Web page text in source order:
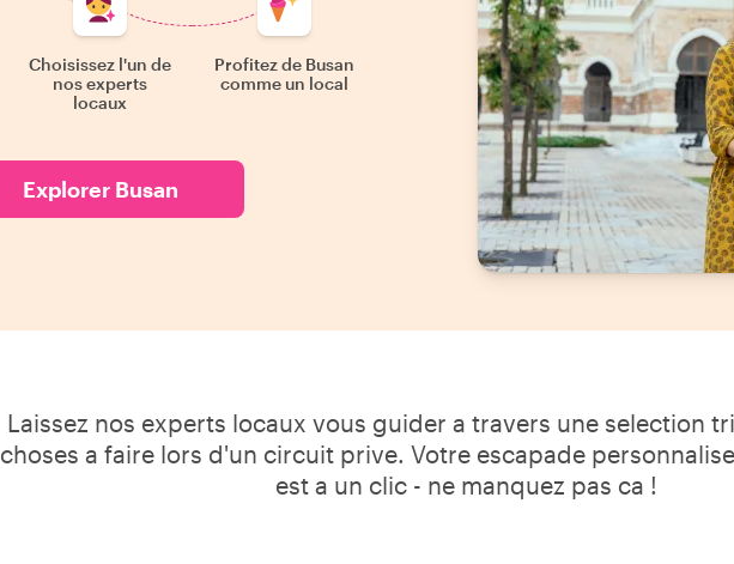
Choisissez l'un de
nos experts
locaux
Profitez de Busan
comme un local
Explorer Busan
Laissez nos experts locaux vous guider a travers une selection
choses a faire lors d'un circuit prive. Votre escapade
est a un clic - ne manquez pas ca !